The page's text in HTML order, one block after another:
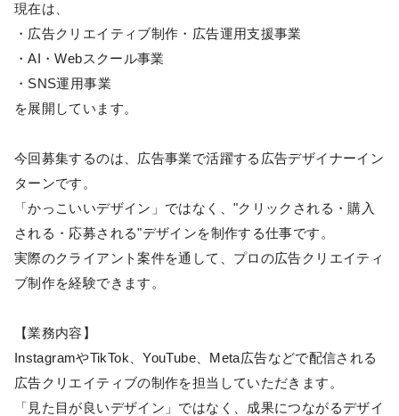
現在は、
・広告クリエイティブ制作・広告運用支援事業
・AI・Webスクール事業
・SNS運用事業
を展開しています。
今回募集するのは、広告事業で活躍する広告デザイナーイン
ターンです。
「かっこいいデザイン」ではなく、"クリックされる・購入
される・応募される"デザインを制作する仕事です。
実際のクライアント案件を通して、プロの広告クリエイティ
ブ制作を経験できます。
【業務内容】
InstagramやTikTok、YouTube、Meta広告などで配信される
広告クリエイティブの制作を担当していただきます。
「見た目が良いデザイン」ではなく、成果につながるデザイ